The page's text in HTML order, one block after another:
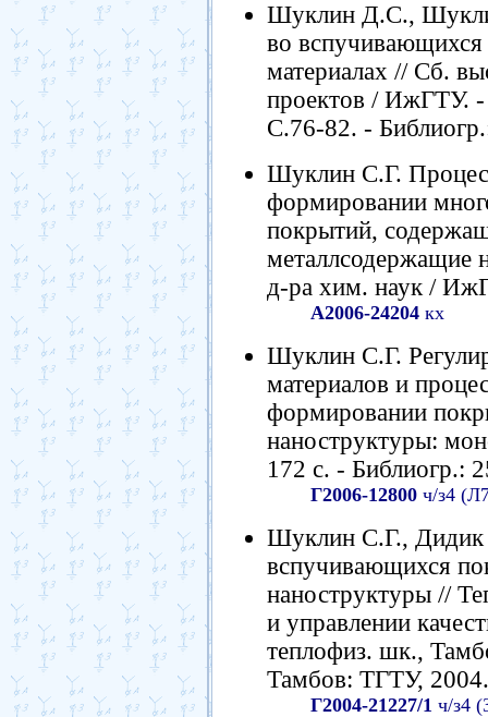
Шуклин Д.С.,
во
материалах // Сб.
проектов / ИжГТУ.
С.76-82. -
Шуклин С.Г.
формировании
покрытий,
металлсодержащие
д-ра хим. наук /
А2006-24204 кх
Шуклин С.Г.
материалов и
формировании
наноструктуры:
172 с. - Библиогр.:
Г2006-12800 ч/з4
Шуклин С.Г.,
вспучивающихся
наноструктуры //
и управлении
теплофиз. шк.,
Тамбов: ТГТУ,
Г2004-21227/1 ч/з4